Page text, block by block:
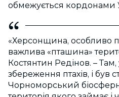
обмежується кордонами
«Херсонщина, особливо
важлива «пташина»
Костянтин Редінов. –
збереження птахів, і був
Чорноморський